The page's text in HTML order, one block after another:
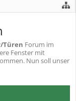
Türen Forum im
Fenster mit
Nun soll unser